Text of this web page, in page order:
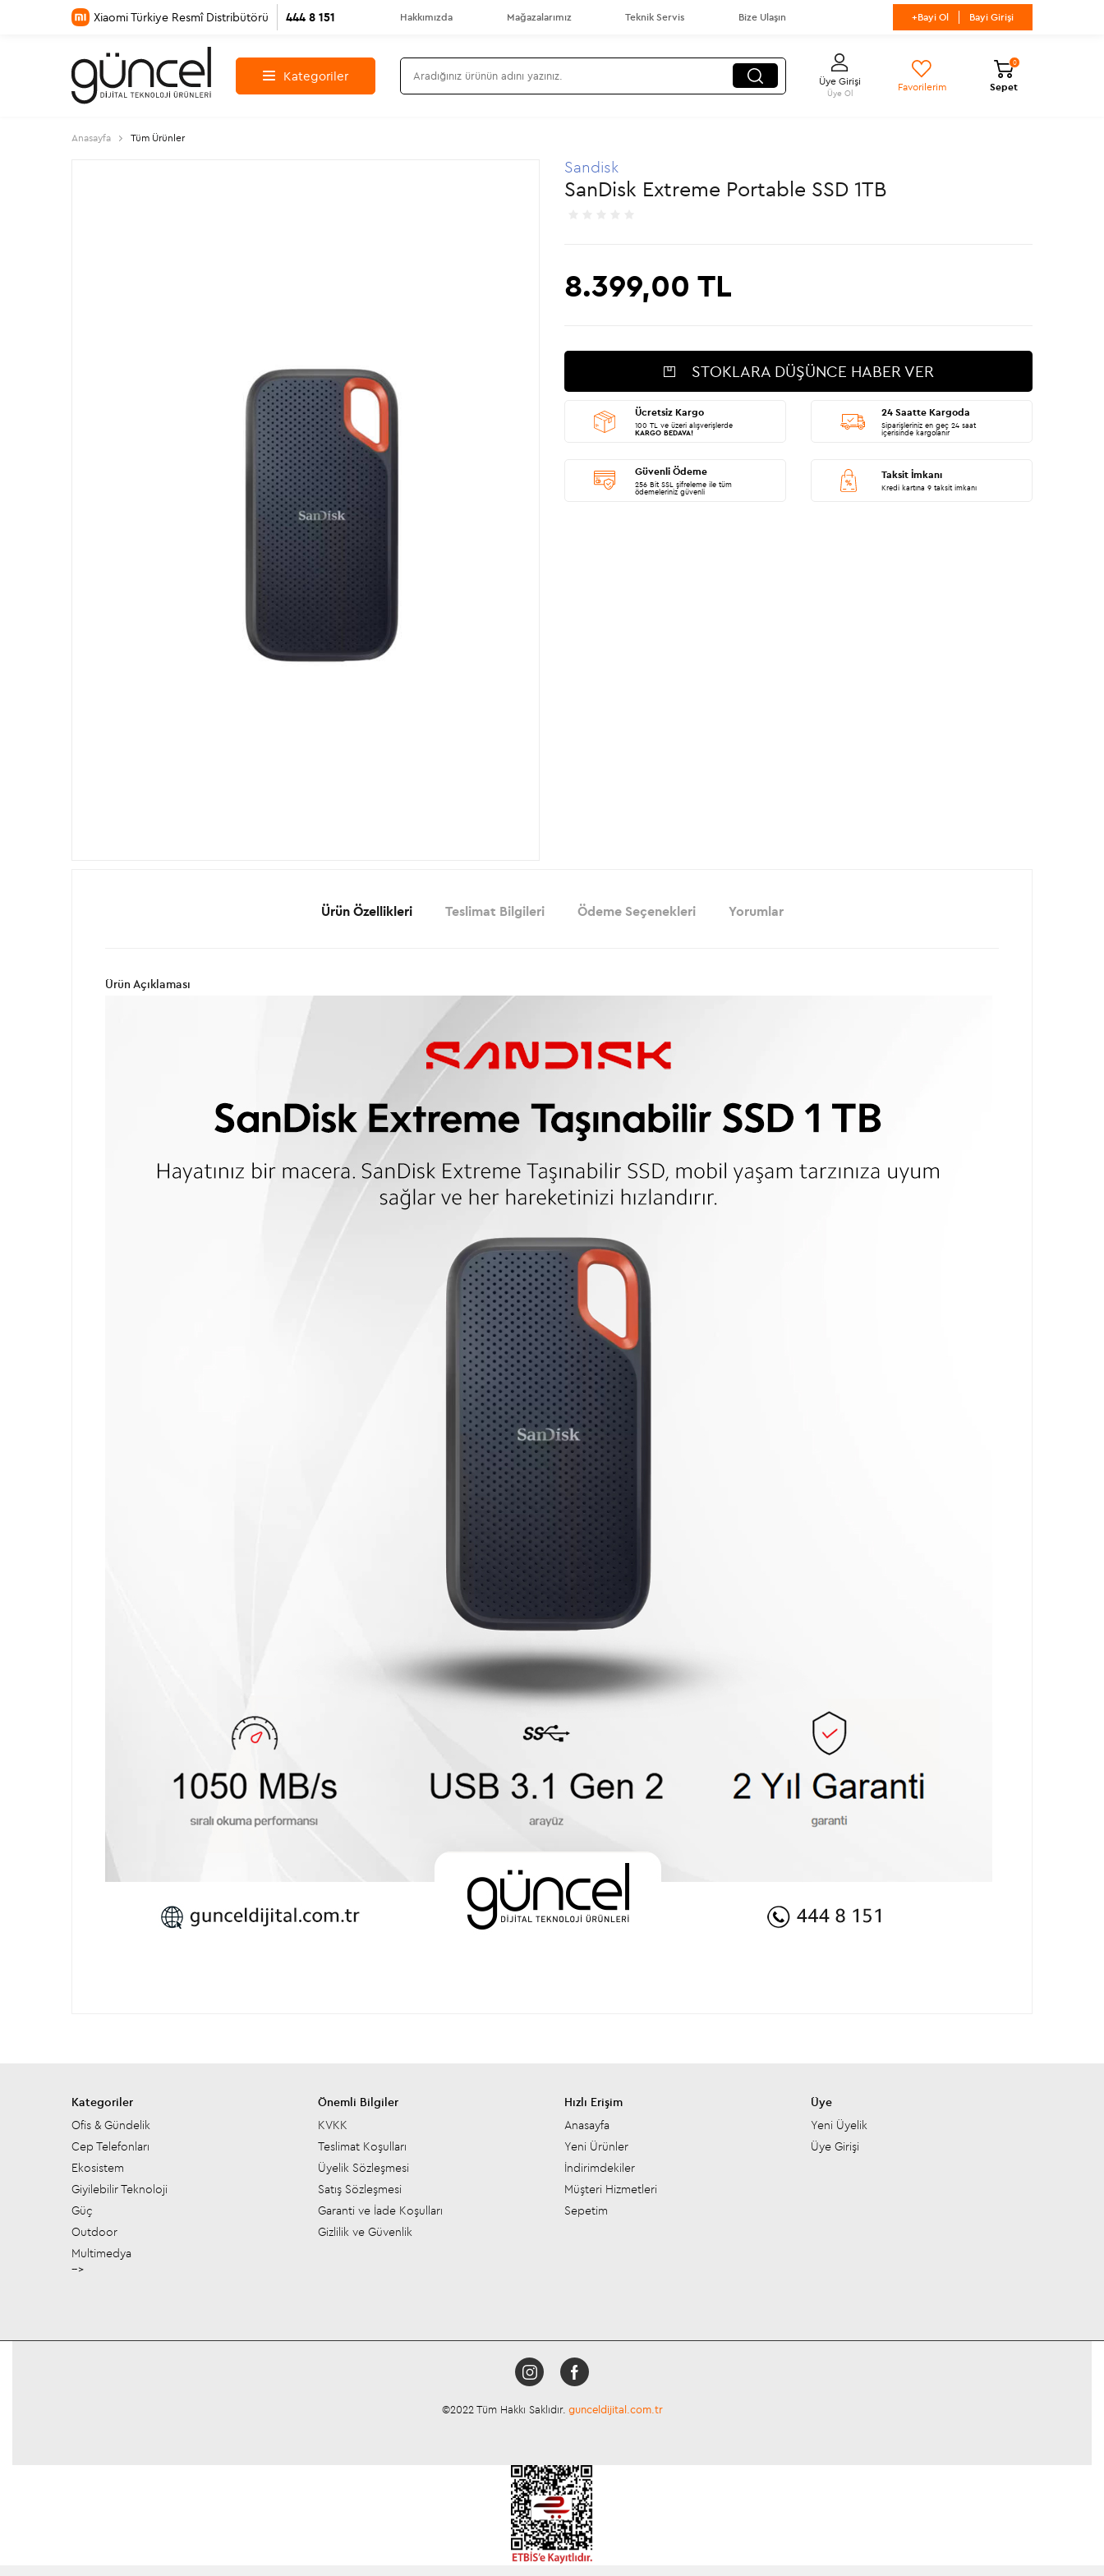
Xiaomi Türkiye Resmî Distribütörü 444 8 151 Hakkımızda Mağazalarımız Teknik Servis Bize Ulaşın +Bayi Ol Bayi Girişi
Kategoriler Üye Girişi
Üye Ol
Favorilerim Sepet
0
Anasayfa Tüm Ürünler
Sandisk
SanDisk Extreme Portable SSD 1TB
8.399,00 TL
STOKLARA DÜŞÜNCE HABER VER
Ücretsiz Kargo
100 TL ve üzeri alışverişlerde
KARGO BEDAVA!
24 Saatte Kargoda
Siparişleriniz en geç 24 saat
içerisinde kargolanır
Güvenli Ödeme
256 Bit SSL şifreleme ile tüm
ödemeleriniz güvenli
Taksit İmkanı
Kredi kartına 9 taksit imkanı
Ürün Özellikleri Teslimat Bilgileri Ödeme Seçenekleri Yorumlar
Ürün Açıklaması
Kategoriler
Ofis & Gündelik
Cep Telefonları
Ekosistem
Giyilebilir Teknoloji
Güç
Outdoor
Multimedya
Önemli Bilgiler
KVKK
Teslimat Koşulları
Üyelik Sözleşmesi
Satış Sözleşmesi
Garanti ve İade Koşulları
Gizlilik ve Güvenlik
Hızlı Erişim
Anasayfa
Yeni Ürünler
İndirimdekiler
Müşteri Hizmetleri
Sepetim
Üye
Yeni Üyelik
Üye Girişi
-->
©2022 Tüm Hakkı Saklıdır. gunceldijital.com.tr